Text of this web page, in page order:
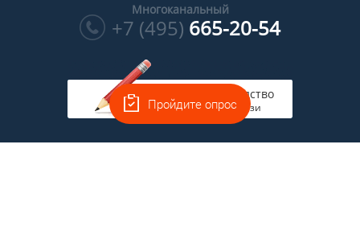
Многоканальный
+7 (495) 665-20-54
Руководство
на связи
Пройдите опрос